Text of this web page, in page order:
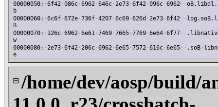
00000050: ·6f42 ·086c ·6962 ·646c ·2e73 ·6f42 ·096c ·6962 · ·
b
00000060: ·6c6f ·672e ·736f ·4207 ·6c69 ·626d ·2e73 ·6f42 · ·
B
00000070: · 126c ·6962 ·6e61 ·7469 ·7665 ·7769 ·6e64 ·6f77 · ·
w
00000080: ·2e73 ·6f42 ·206c ·6962 ·6e65 ·7572 ·616c ·6e65 · · .soB ·
e
⊟ /home/dev/aosp/build/